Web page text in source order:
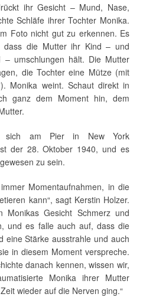
ihr Gesicht – Mund, Nase,
Schläfe ihrer Tochter Monika.
Foto nicht gut zu erkennen. Es
dass die Mutter ihr Kind – und
– umschlungen hält. Die Mutter
die Tochter eine Mütze (mit
Monika weint. Schaut direkt in
ganz dem Moment hin, dem
sich am Pier in New York
der 28. Oktober 1940, und es
zu sein.
Momentaufnahmen, in die
kann“, sagt Kerstin Holzer.
Gesicht Schmerz und
und es falle auch auf, dass die
eine Stärke ausstrahle und auch
in diesem Moment verspreche.
danach kennen, wissen wir,
Monika ihrer Mutter
wieder auf die Nerven ging.“